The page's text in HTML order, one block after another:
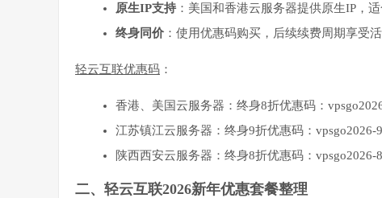
原生IP支持：美国和香港云服务器提供原生IP，
终身同价 ：使用优惠码购买，后续续费周期享受
轻云互联优惠码 ：
香港、美国云服务器：终身8折优惠码：
江苏镇江云服务器：终身9折优惠码：vpsgo2026-
陕西西安云服务器：终身8折优惠码：vpsgo2026-
二、轻云互联2026新年优惠套餐整理